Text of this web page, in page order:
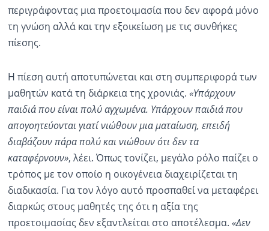
περιγράφοντας μια προετοιμασία που δεν αφορά μόνο
τη γνώση αλλά και την εξοικείωση με τις συνθήκες
πίεσης.
Η πίεση αυτή αποτυπώνεται και στη συμπεριφορά των
μαθητών κατά τη διάρκεια της χρονιάς. «Υπάρχουν
παιδιά που είναι πολύ αγχωμένα. Υπάρχουν παιδιά που
απογοητεύονται γιατί νιώθουν μια ματαίωση, επειδή
διαβάζουν πάρα πολύ και νιώθουν ότι δεν τα
καταφέρνουν», λέει. Όπως τονίζει, μεγάλο ρόλο παίζει ο
τρόπος με τον οποίο η οικογένεια διαχειρίζεται τη
διαδικασία. Για τον λόγο αυτό προσπαθεί να μεταφέρει
διαρκώς στους μαθητές της ότι η αξία της
προετοιμασίας δεν εξαντλείται στο αποτέλεσμα. «Δεν